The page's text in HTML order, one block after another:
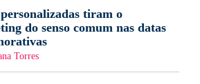
tiram o
do senso comum nas datas
Torres